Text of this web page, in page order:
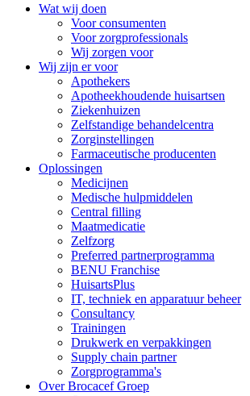
Wat wij doen
Voor consumenten
Voor zorgprofessionals
Wij zorgen voor
Wij zijn er voor
Apothekers
Apotheekhoudende huisartsen
Ziekenhuizen
Zelfstandige behandelcentra
Zorginstellingen
Farmaceutische producenten
Oplossingen
Medicijnen
Medische hulpmiddelen
Central filling
Maatmedicatie
Zelfzorg
Preferred partnerprogramma
BENU Franchise
HuisartsPlus
IT, techniek en apparatuur beheer
Consultancy
Trainingen
Drukwerk en verpakkingen
Supply chain partner
Zorgprogramma's
Over Brocacef Groep